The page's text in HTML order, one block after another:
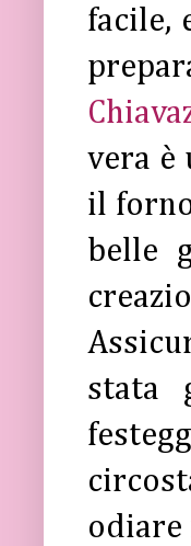
facile,
vera è
il
belle
stata
odiare